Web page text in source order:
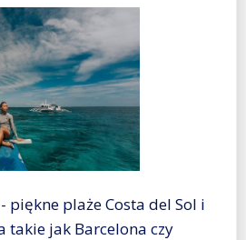
piękne plaże Costa del Sol i
takie jak Barcelona czy